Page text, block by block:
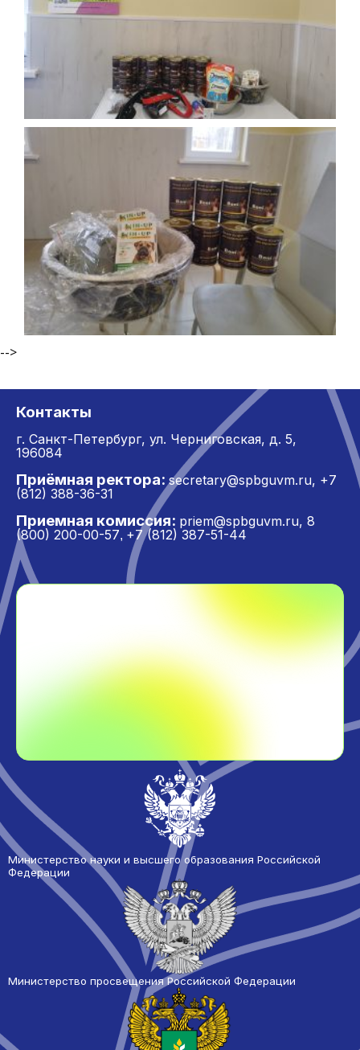
-->
Контакты
г. Санкт-Петербург, ул. Черниговская, д. 5,
196084
Приёмная ректора: secretary@spbguvm.ru, +7
(812) 388-36-31
Приемная комиссия: priem@spbguvm.ru, 8
(800) 200-00-57, +7 (812) 387-51-44
Министерство науки и высшего образования Российской
Федерации
Министерство просвещения Российской Федерации